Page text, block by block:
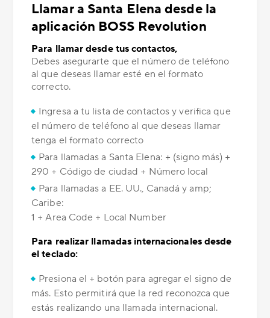
Llamar a Santa Elena desde la
aplicación BOSS Revolution
Para llamar desde tus contactos,
Debes asegurarte que el número de teléfono
al que deseas llamar esté en el formato
correcto.
Ingresa a tu lista de contactos y verifica que
el número de teléfono al que deseas llamar
tenga el formato correcto
Para llamadas a Santa Elena: + (signo más) +
290 + Código de ciudad + Número local
Para llamadas a EE. UU., Canadá y amp;
Caribe:
1 + Area Code + Local Number
Para realizar llamadas internacionales desde
el teclado:
Presiona el + botón para agregar el signo de
más. Esto permitirá que la red reconozca que
estás realizando una llamada internacional.